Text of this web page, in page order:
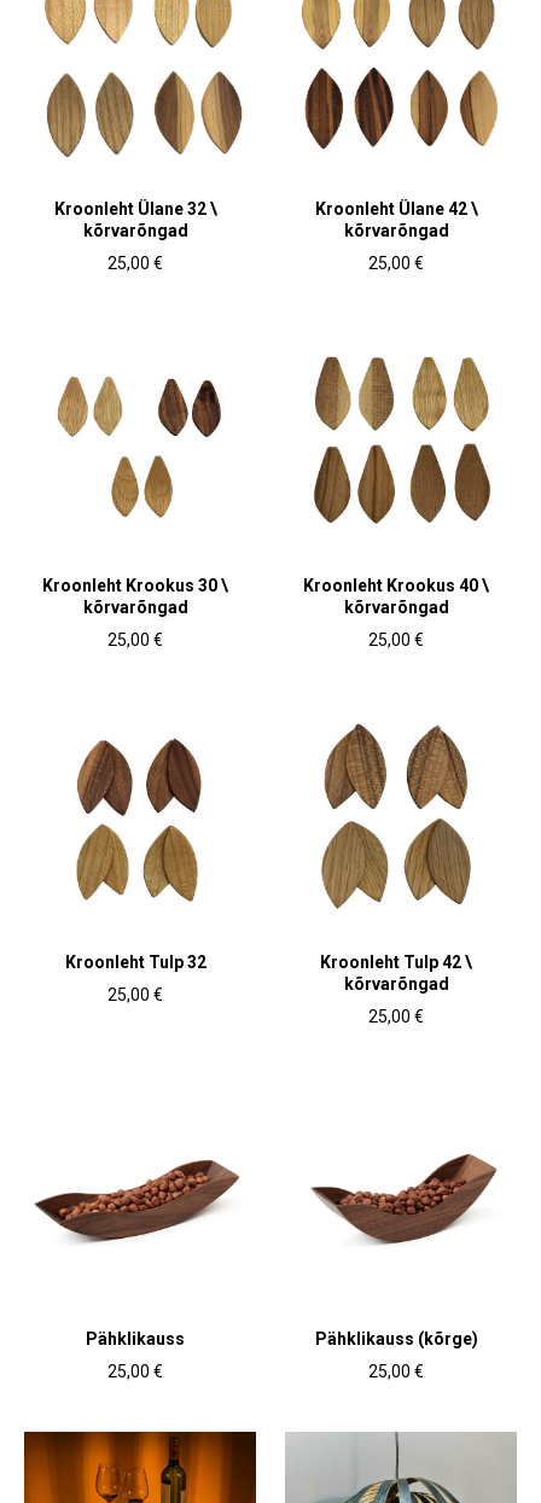
Kroonleht Ülane 32 \
kõrvarõngad
25,00 €
Kroonleht Ülane 42 \
kõrvarõngad
25,00 €
Kroonleht Krookus 30 \
kõrvarõngad
25,00 €
Kroonleht Krookus 40 \
kõrvarõngad
25,00 €
Kroonleht Tulp 32
25,00 €
Kroonleht Tulp 42 \
kõrvarõngad
25,00 €
Pähklikauss
25,00 €
Pähklikauss (kõrge)
25,00 €